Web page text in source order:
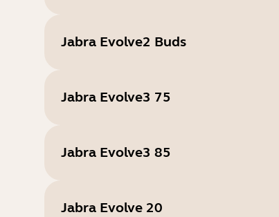
Jabra Evolve2 Buds
Jabra Evolve3 75
Jabra Evolve3 85
Jabra Evolve 20